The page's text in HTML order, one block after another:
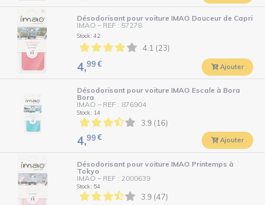
Désodorisant pour voiture IMAO Douceur de Capri
IMAO – REF : 57278
Stock : 42
4.1 (23)
4,99€ Ajouter
Désodorisant pour voiture IMAO Escale à Bora
Bora
IMAO – REF : 876904
Stock : 14
3.9 (16)
4,99€ Ajouter
Désodorisant pour voiture IMAO Printemps à
Tokyo
IMAO – REF : 2000639
Stock : 54
3.9 (47)